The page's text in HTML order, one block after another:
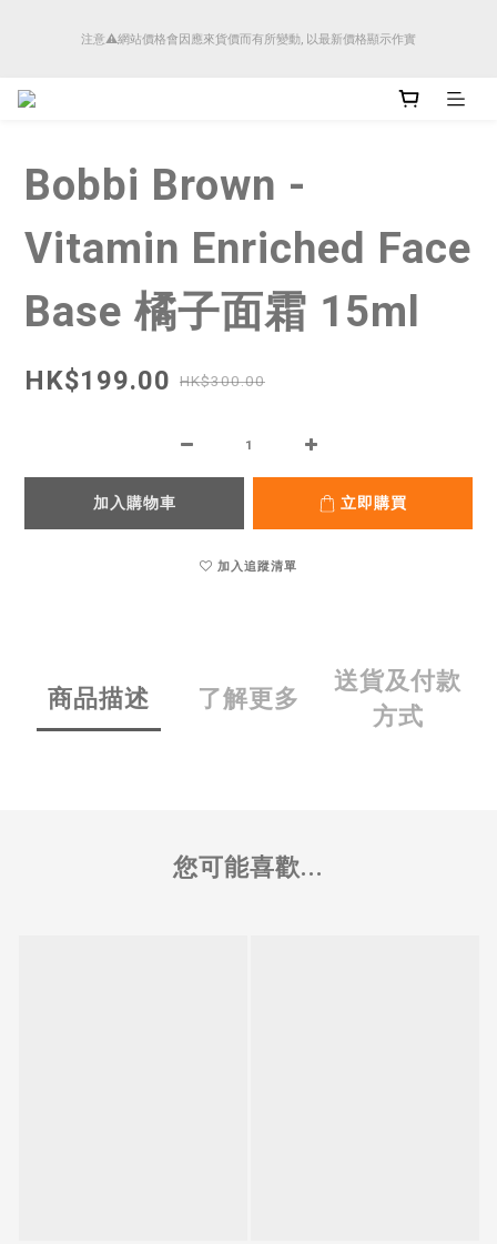
注意⚠️網站價格會因應來貨價而有所變動, 以最新價格顯示作實
順豐香港將於4月14日起減少SMS短訊發送, 所有快件自取訊息通知將全部改為透過官
Bobbi Brown -
Vitamin Enriched Face
Base 橘子面霜 15ml
HK$199.00 HK$300.00
加入購物車 立即購買
加入追蹤清單
商品描述 了解更多
送貨及付款
方式
您可能喜歡...